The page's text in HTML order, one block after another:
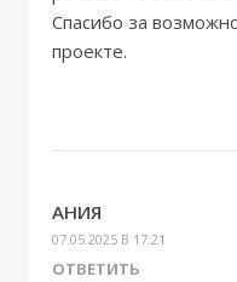
Спасибо за
проекте.
АНИЯ
07.05.2025 В 17:21
ОТВЕТИТЬ